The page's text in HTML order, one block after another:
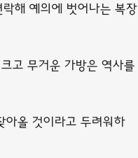
해 예의에 벗어나는 복장
고 무거운 가방은 역사를
아올 것이라고 두려워하